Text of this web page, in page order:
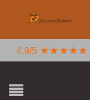
4,9/5 ★★★★★